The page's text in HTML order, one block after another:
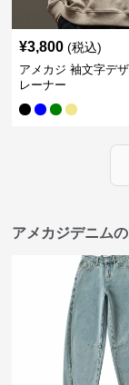
¥3,800 (税込)
アメカジ 袖文字デ
レーナー
アメカジデニム